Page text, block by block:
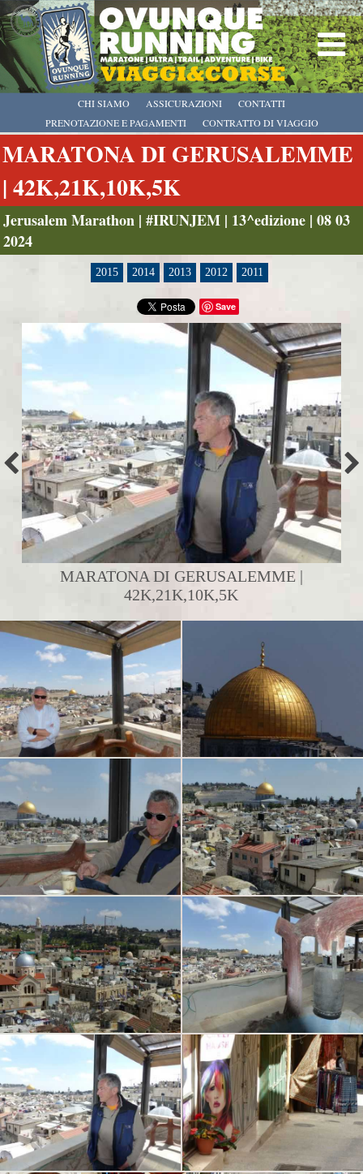
CHI SIAMO
PRENOTAZIONE E PAGAMENTI
CONTRATTO DI VIAGGIO
ASSICURAZIONI CONTATTI
MARATONA DI GERUSALEMME
| 42K,21K,10K,5K
Jerusalem Marathon | #IRUNJEM | 13^edizione | 08 03
2024
2015 2014 2013 2012 2011
Save
MARATONA DI GERUSALEMME |
42K,21K,10K,5K